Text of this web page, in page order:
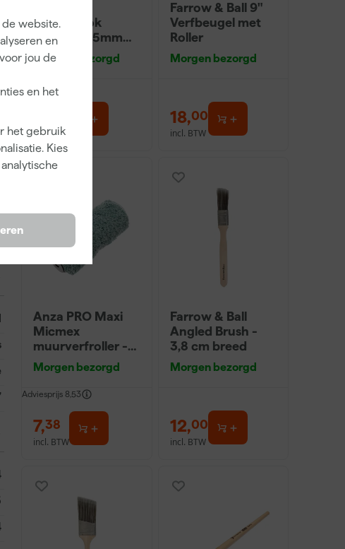
website.
en
jou de
en het
het gebruik
Kies
Schuurblok
100X70X25mm
Sk 500 P220
Morgen bezorgd
incl. BTW
Farrow & Ball 9"
Verfbeugel met
Roller
Morgen bezorgd
18,00
incl. BTW
Anza PRO Maxi
Micmex
muurverfroller -
18cm
Morgen bezorgd
Adviesprijs 8,53
7,38
incl. BTW
Farrow & Ball
Angled Brush -
3,8 cm breed
Morgen bezorgd
12,00
incl. BTW